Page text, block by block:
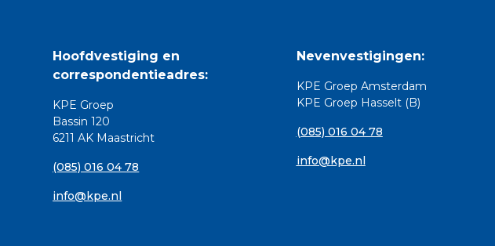
Hoofdvestiging en
correspondentieadres:
KPE Groep
Bassin 120
6211 AK Maastricht
(085) 016 04 78
info@kpe.nl
Nevenvestigingen:
KPE Groep Amsterdam
KPE Groep Hasselt (B)
(085) 016 04 78
info@kpe.nl